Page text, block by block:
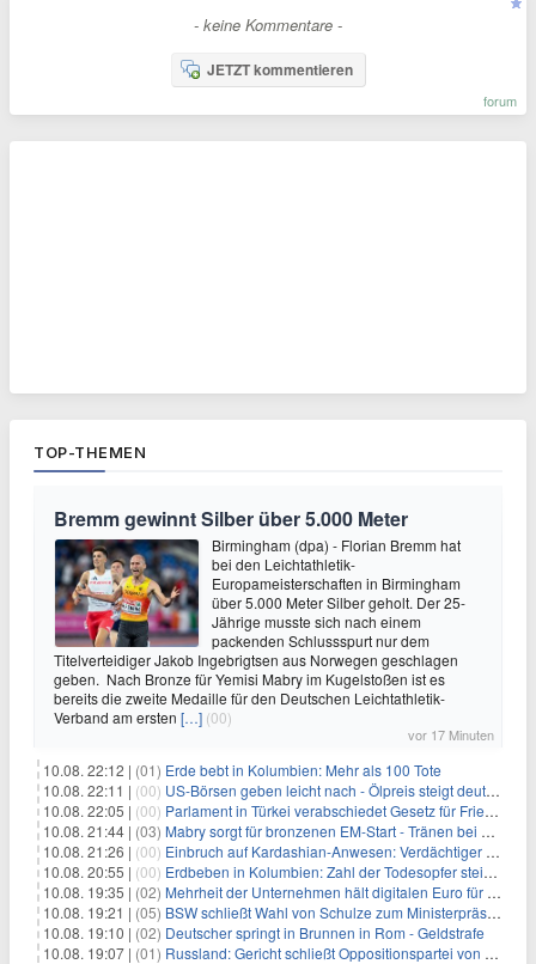
- keine Kommentare -
JETZT kommentieren
forum
TOP-THEMEN
Bremm gewinnt Silber über 5.000 Meter
Birmingham (dpa) - Florian Bremm hat
bei den Leichtathletik-
Europameisterschaften in Birmingham
über 5.000 Meter Silber geholt. Der 25-
Jährige musste sich nach einem
packenden Schlussspurt nur dem
Titelverteidiger Jakob Ingebrigtsen aus Norwegen geschlagen
geben. Nach Bronze für Yemisi Mabry im Kugelstoßen ist es
bereits die zweite Medaille für den Deutschen Leichtathletik-
Verband am ersten […] (00)
vor 17 Minuten
10.08. 22:12 | (01) Erde bebt in Kolumbien: Mehr als 100 Tote
10.08. 22:11 | (00) US-Börsen geben leicht nach - Ölpreis steigt deutlich
10.08. 22:05 | (00) Parlament in Türkei verabschiedet Gesetz für Frieden mit PKK
10.08. 21:44 | (03) Mabry sorgt für bronzenen EM-Start - Tränen bei Lückenkemper
10.08. 21:26 | (00) Einbruch auf Kardashian-Anwesen: Verdächtiger festgenommen
10.08. 20:55 | (00) Erdbeben in Kolumbien: Zahl der Todesopfer steigt auf über 100
10.08. 19:35 | (02) Mehrheit der Unternehmen hält digitalen Euro für überflüssig
10.08. 19:21 | (05) BSW schließt Wahl von Schulze zum Ministerpräsidenten aus
10.08. 19:10 | (02) Deutscher springt in Brunnen in Rom - Geldstrafe
10.08. 19:07 | (01) Russland: Gericht schließt Oppositionspartei von Parlamentswahl aus